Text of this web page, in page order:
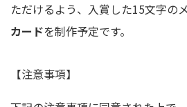
ただけるよう、入賞した15文字の
カードを制作予定です。
【注意事項】